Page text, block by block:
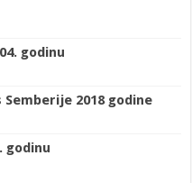
godinu
2018 godine
godinu